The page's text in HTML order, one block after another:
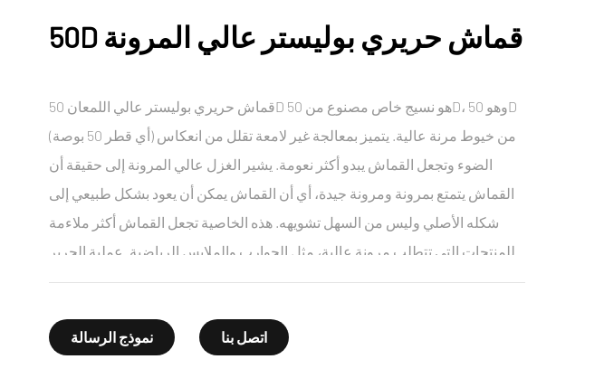
50D قماش حريري بوليستر عالي المرونة
قماش حريري بوليستر عالي اللمعان 50D هو نسيج خاص مصنوع من 50D، وهو 50D
(أي قطر 50 بوصة) من خيوط مرنة عالية. يتميز بمعالجة غير لامعة تقلل من انعكاس
الضوء وتجعل القماش يبدو أكثر نعومة. يشير الغزل عالي المرونة إلى حقيقة أن
القماش يتمتع بمرونة ومرونة جيدة، أي أن القماش يمكن أن يعود بشكل طبيعي إلى
شكله الأصلي وليس من السهل تشويهه. هذه الخاصية تجعل القماش أكثر ملاءمة
للمنتجات التي تتطلب مرونة عالية، مثل الجوارب والملابس الرياضية. عملية الحرير
الصناعي تجعل القماش ناعمًا ومريحًا، والنسيج ذو كثافة عالية، وملمس جيد، ومتانة
نطاق واسع في الأزياء والملابس الداخلية والملابس الرياضية وغيرها من المجالات،
نموذج الرسالة اتصل بنا